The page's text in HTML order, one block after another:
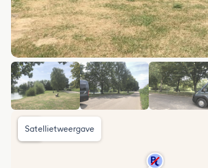
Satellietweergave